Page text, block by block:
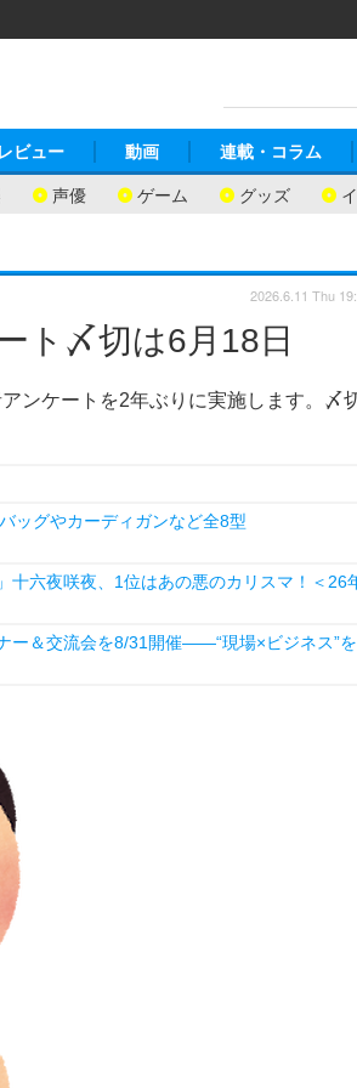
声優 ゲーム グッズ
レビュー 動画 連載・コラム
ト〆切は6月18日
ンケートを2年ぶりに実施します。〆
2026.6.11 Thu
ッグやカーディガンなど全8型
十六夜咲夜、1位はあの悪のカリスマ！＜26
ー＆交流会を8/31開催――“現場×ビジネス”を